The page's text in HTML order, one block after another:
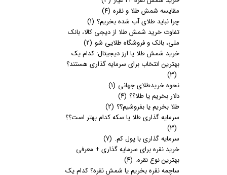
مقایسه شمش طلا و نقره (۴)
چرا نباید طلای آب شده بخریم؟ (۱)
تفاوت خرید شمش طلا از دیجی کالا، بانک
ملی، بانک و فروشگاه طلایی شو (۲)
خرید شمش طلا یا ارز دیجیتال: کدام یک
بهترین انتخاب برای سرمایه گذاری هستند؟
(۳)
نحوه خریدطلای جهانی (۱)
دلار بخریم یا طلا؟؟ (۴)
طلا بخریم یا بفروشیم؟؟ (۲)
سرمایه گذاری طلا یا سکه کدام بهتر است؟؟
(۳)
سرمایه گذاری با پول کم. (۷)
خرید نقره برای سرمایه گذاری + معرفی
بهترین نوع نقره. (۴)
ساچمه نقره بخریم یا شمش نقره؟ کدام یک